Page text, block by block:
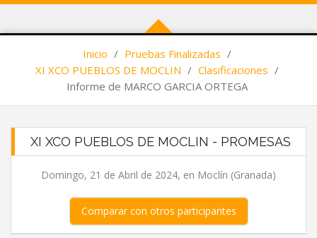
Inicio / Pruebas Finalizadas /
XI XCO PUEBLOS DE MOCLIN / Clasificaciones /
Informe de MARCO GARCIA ORTEGA
XI XCO PUEBLOS DE MOCLIN - PROMESAS
Domingo, 21 de Abril de 2024, en Moclín (Granada)
Comparar con otros participantes